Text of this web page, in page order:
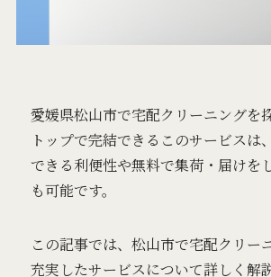
愛媛県松山市で宅配クリーニングを
トップで完結できるこのサービス
できる利便性や無料で集荷・届けを
も可能です。
この記事では、松山市で宅配クリ
充実したサービスについて詳しく解